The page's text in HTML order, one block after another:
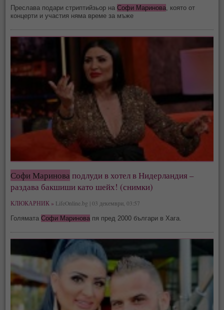
Преслава подари стриптийзьор наСофи Маринова, която от
концерти и участия няма време за мъже
Софи Маринова подлуди в хотел в Нидерландия –
раздава бакшиши като шейх! (снимки)
КЛЮКАРНИК » LifeOnline.bg | 03 декември, 03:57
ГоляматаСофи Маринова пя пред 2000 българи в Хага.